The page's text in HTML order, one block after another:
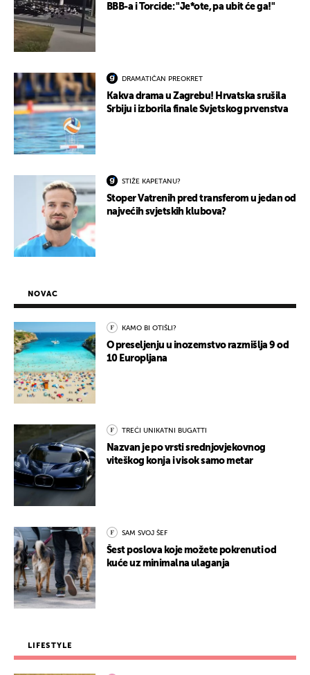
BBB-a i Torcide: "Je*ote, pa ubit će ga!"
DRAMATIČAN PREOKRET
Kakva drama u Zagrebu! Hrvatska srušila
Srbiju i izborila finale Svjetskog prvenstva
STIŽE KAPETANU?
Stoper Vatrenih pred transferom u jedan od
najvećih svjetskih klubova?
NOVAC
KAMO BI OTIŠLI?
O preseljenju u inozemstvo razmišlja 9 od
10 Europljana
TREĆI UNIKATNI BUGATTI
Nazvan je po vrsti srednjovjekovnog
viteškog konja i visok samo metar
SAM SVOJ ŠEF
Šest poslova koje možete pokrenuti od
kuće uz minimalna ulaganja
LIFESTYLE